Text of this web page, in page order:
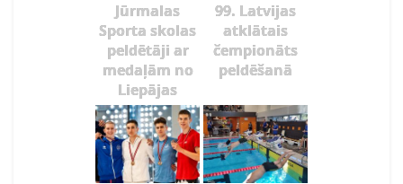
Jūrmalas
Sporta skolas
peldētāji ar
medaļām no
Liepājas
99. Latvijas
atklātais
čempionāts
peldēšanā